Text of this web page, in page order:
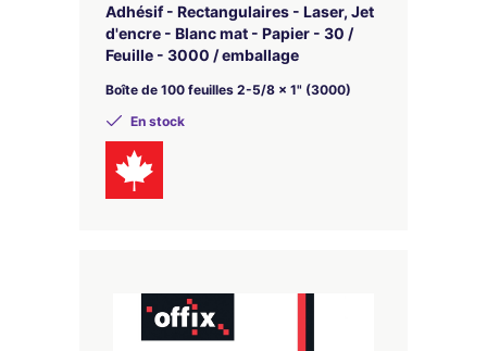
Adhésif - Rectangulaires - Laser, Jet
d'encre - Blanc mat - Papier - 30 /
Feuille - 3000 / emballage
Boîte de 100 feuilles 2-5/8 x 1" (3000)
En stock